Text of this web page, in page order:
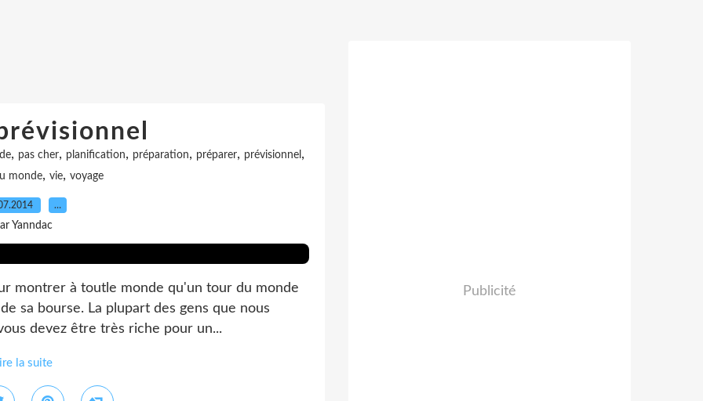
, pas cher, planification, préparation, préparer, prévisionnel ,
monde, vie, voyage
…
Yanndac
montrer à toutle monde qu'un tour du monde
sa bourse. La plupart des gens que nous
devez être très riche pour un...
la suite
Publicité